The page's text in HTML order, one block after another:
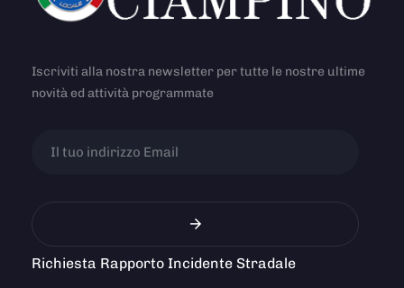
Iscriviti alla nostra newsletter per tutte le nostre ultime
novità ed attività programmate
Richiesta Rapporto Incidente Stradale